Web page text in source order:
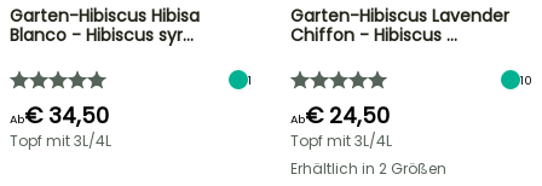
Garten-Hibiscus Hibisa
Blanco - Hibiscus syr…
1
Ab€ 34,50
Topf mit 3L/4L
Garten-Hibiscus Lavender
Chiffon - Hibiscus …
10
Ab€ 24,50
Topf mit 3L/4L
Erhältlich in 2 Größen